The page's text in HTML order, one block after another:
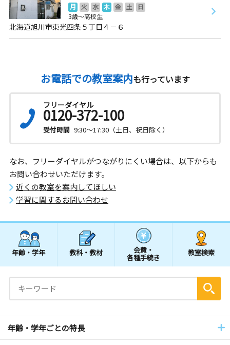
月 火 水 木 金 土
日
3歳～高校生
北海道旭川市東光四条５丁目４－６
お電話での教室案内も行っています
フリーダイヤル
0120-372-100
受付時間 9:30～17:30（土日、祝日除く）
なお、フリーダイヤルがつながりにくい場合は、以下からも
お問い合わせいただけます。
近くの教室を案内してほしい
学習に関するお問い合わせ
年齢・学年 教科・教材 会費・
各種手続き
教室検索
年齢・学年ごとの特長